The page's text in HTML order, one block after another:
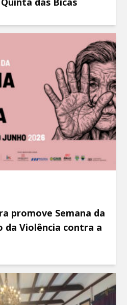
promove Semana da
da Violência contra a